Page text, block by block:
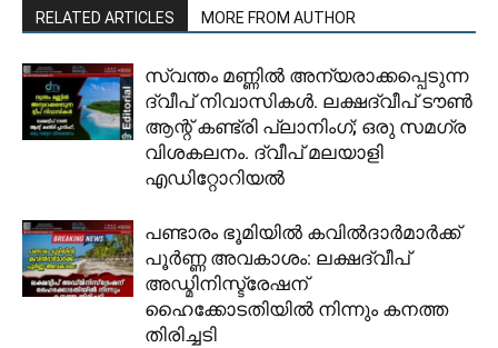
RELATED ARTICLES MORE FROM AUTHOR
സ്വന്തം മണ്ണിൽ അന്യരാക്കപ്പെടുന്ന
ദ്വീപ് നിവാസികൾ. ലക്ഷദ്വീപ് ടൗൺ
ആന്റ് കണ്ട്രി പ്ലാനിംഗ്; ഒരു സമഗ്ര
വിശകലനം. ദ്വീപ് മലയാളി
എഡിറ്റോറിയൽ
പണ്ടാരം ഭൂമിയിൽ കവിൽദാർമാർക്ക്
പൂർണ്ണ അവകാശം: ലക്ഷദ്വീപ്
അഡ്മിനിസ്ട്രേഷന്
ഹൈക്കോടതിയിൽ നിന്നും കനത്ത
തിരിച്ചടി